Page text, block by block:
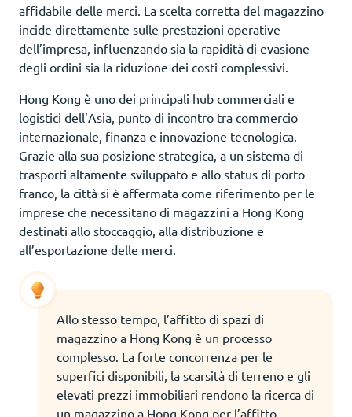
affidabile delle merci. La scelta corretta del magazzino
incide direttamente sulle prestazioni operative
dell’impresa, influenzando sia la rapidità di evasione
degli ordini sia la riduzione dei costi complessivi.
Hong Kong è uno dei principali hub commerciali e
logistici dell’Asia, punto di incontro tra commercio
internazionale, finanza e innovazione tecnologica.
Grazie alla sua posizione strategica, a un sistema di
trasporti altamente sviluppato e allo status di porto
franco, la città si è affermata come riferimento per le
imprese che necessitano di magazzini a Hong Kong
destinati allo stoccaggio, alla distribuzione e
all’esportazione delle merci.
Allo stesso tempo, l’affitto di spazi di
magazzino a Hong Kong è un processo
complesso. La forte concorrenza per le
superfici disponibili, la scarsità di terreno e gli
elevati prezzi immobiliari rendono la ricerca di
un magazzino a Hong Kong per l’affitto